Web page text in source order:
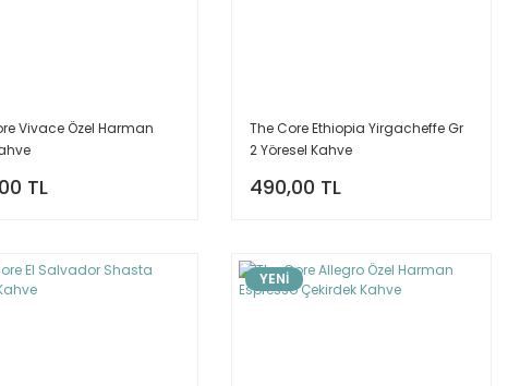
Vivace Özel Harman
TL
The Core Ethiopia Yirgacheffe Gr
2 Yöresel Kahve
490,00 TL
YENİ